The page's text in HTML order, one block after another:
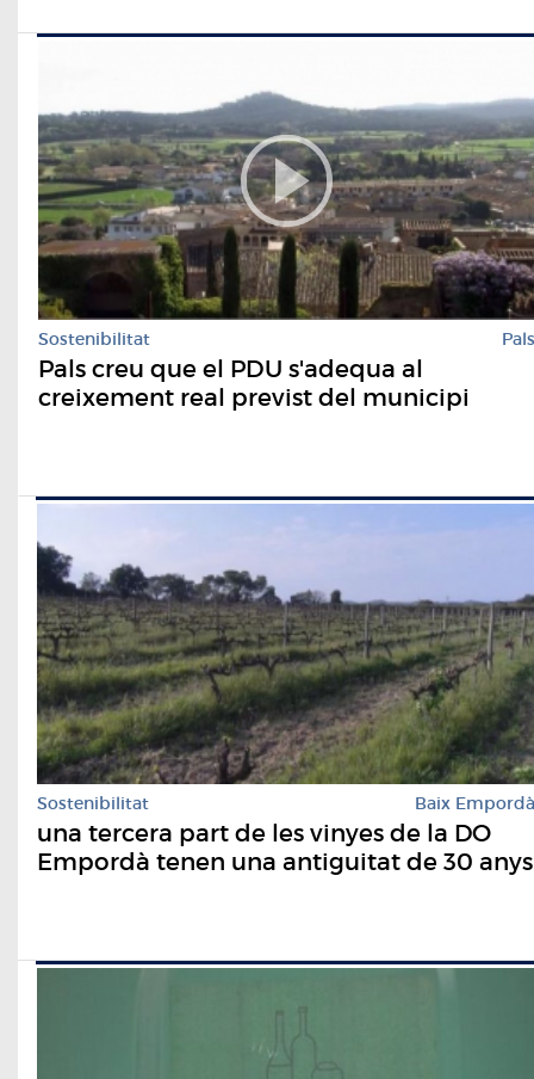
Sostenibilitat Pals
Pals creu que el PDU s'adequa al
creixement real previst del municipi
Sostenibilitat Baix Empordà
una tercera part de les vinyes de la DO
Empordà tenen una antiguitat de 30 anys